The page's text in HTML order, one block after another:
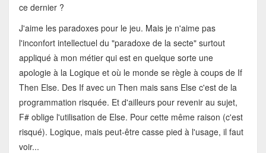
ce dernier ?
J'aime les paradoxes pour le jeu. Mais je n'aime pas
l'inconfort intellectuel du "paradoxe de la secte" surtout
appliqué à mon métier qui est en quelque sorte une
apologie à la Logique et où le monde se règle à coups de If
Then Else. Des If avec un Then mais sans Else c'est de la
programmation risquée. Et d'ailleurs pour revenir au sujet,
F# oblige l'utilisation de Else. Pour cette même raison (c'est
risqué). Logique, mais peut-être casse pied à l'usage, il faut
voir...